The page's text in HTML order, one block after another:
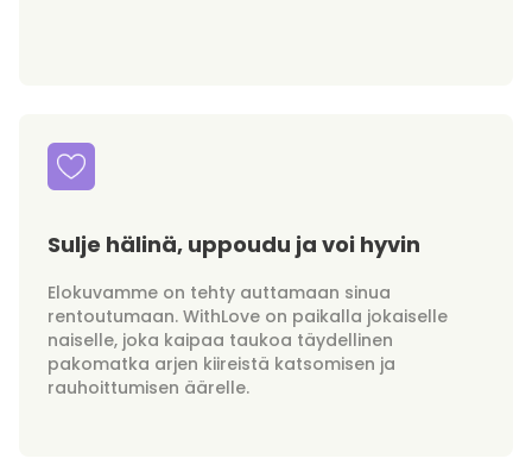
Sulje hälinä, uppoudu ja voi hyvin
Elokuvamme on tehty auttamaan sinua
rentoutumaan. WithLove on paikalla jokaiselle
naiselle, joka kaipaa taukoa täydellinen
pakomatka arjen kiireistä katsomisen ja
rauhoittumisen äärelle.